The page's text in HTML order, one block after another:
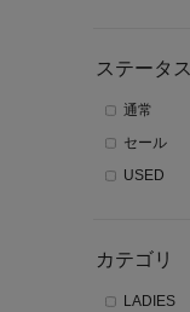
ステータス
通常
セール
USED
カテゴリ
LADIES